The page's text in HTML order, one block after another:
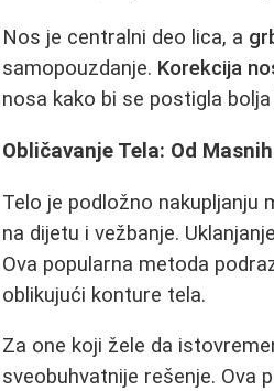
Nos je centralni deo lica, a
samopouzdanje. Korekcija
nosa kako bi se postigla
Obličavanje Tela: Od
Telo je podložno
na dijetu i vežbanje.
Ova popularna metoda
oblikujući konture tela.
Za one koji žele da
sveobuhvatnije rešenje. Ova